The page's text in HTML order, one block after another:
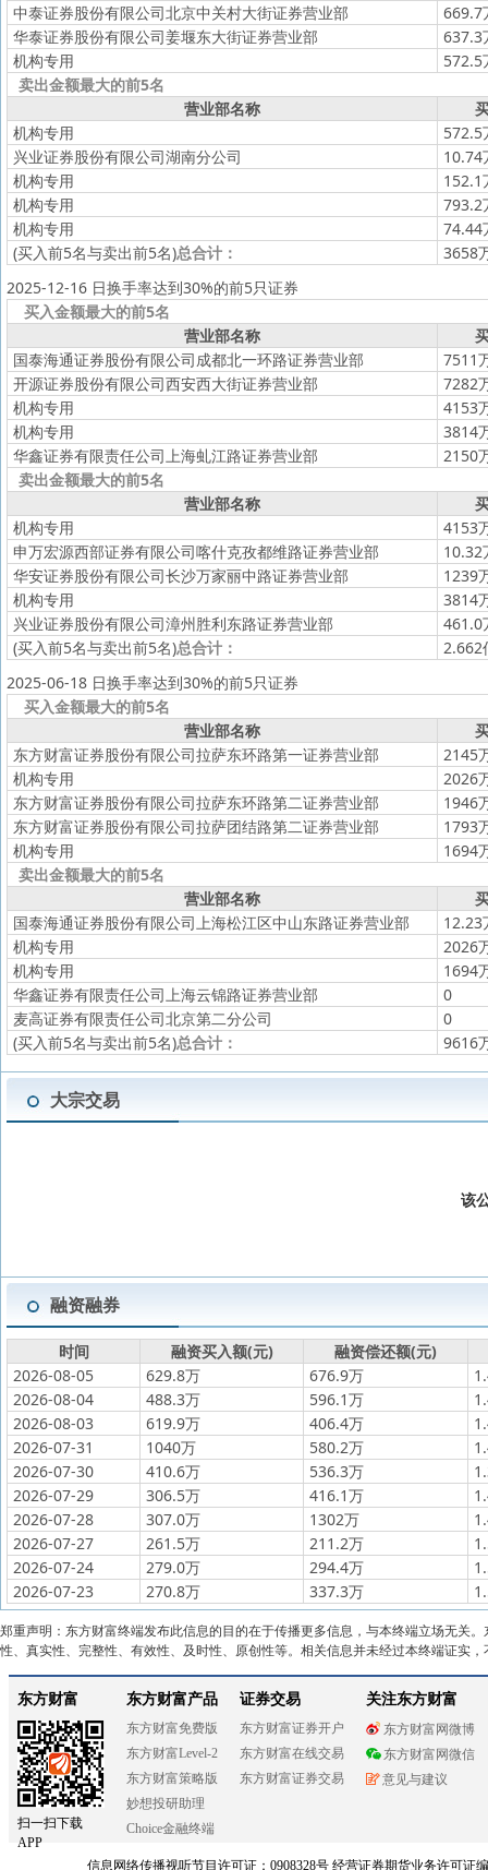
中泰证券股份有限公司北京中关村大街证券营业部
669.7
华泰证券股份有限公司姜堰东大街证券营业部
637.3
机构专用
572.5
卖出金额最大的前5名
营业部名称
机构专用
572.5
兴业证券股份有限公司湖南分公司
10.74
机构专用
152.1
机构专用
793.2
机构专用
74.44
(买入前5名与卖出前5名)总合计：
3658
2025-12-16 日换手率达到30%的前5只证券
买入金额最大的前5名
营业部名称
国泰海通证券股份有限公司成都北一环路证券营业部
7511
开源证券股份有限公司西安西大街证券营业部
7282
机构专用
4153
机构专用
3814
华鑫证券有限责任公司上海虬江路证券营业部
2150
卖出金额最大的前5名
营业部名称
机构专用
4153
申万宏源西部证券有限公司喀什克孜都维路证券营业部
10.32
华安证券股份有限公司长沙万家丽中路证券营业部
1239
机构专用
3814
兴业证券股份有限公司漳州胜利东路证券营业部
461.0
(买入前5名与卖出前5名)总合计：
2.662
2025-06-18 日换手率达到30%的前5只证券
买入金额最大的前5名
营业部名称
东方财富证券股份有限公司拉萨东环路第一证券营业部
2145
机构专用
2026
东方财富证券股份有限公司拉萨东环路第二证券营业部
1946
东方财富证券股份有限公司拉萨团结路第二证券营业部
1793
机构专用
1694
卖出金额最大的前5名
营业部名称
国泰海通证券股份有限公司上海松江区中山东路证券营业部
12.23
机构专用
2026
机构专用
1694
华鑫证券有限责任公司上海云锦路证券营业部
0
麦高证券有限责任公司北京第二分公司
0
(买入前5名与卖出前5名)总合计： 9616
大宗交易
该
融资融券
时间 融资买入额(元)
融资偿还额(元)
2026-08-05
629.8万 676.9万
2026-08-04
488.3万 596.1万
2026-08-03
619.9万 406.4万
2026-07-31
1040万 580.2万
2026-07-30
410.6万 536.3万
2026-07-29
306.5万 416.1万
2026-07-28
307.0万 1302万
2026-07-27
261.5万 211.2万
2026-07-24
279.0万 294.4万
2026-07-23
270.8万 337.3万
郑重声明：东方财富终端发布此信息的目的在于传播更多信息，与本终端立场无关
性、真实性、完整性、有效性、及时性、原创性等。相关信息并未经过本终端证实